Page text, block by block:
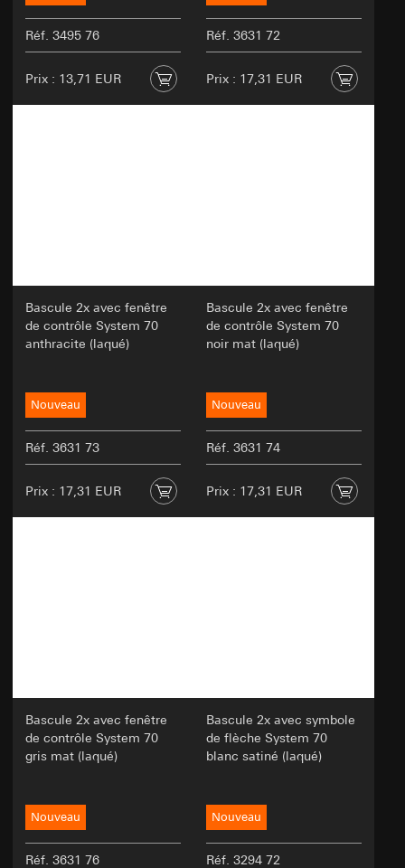
Réf. 3495 76
Prix : 13,71 EUR
Réf. 3631 72
Prix : 17,31 EUR
Bascule 2x avec fenêtre
de contrôle System 70
anthracite (laqué)
Nouveau
Réf. 3631 73
Prix : 17,31 EUR
Bascule 2x avec fenêtre
de contrôle System 70
noir mat (laqué)
Nouveau
Réf. 3631 74
Prix : 17,31 EUR
Bascule 2x avec fenêtre
de contrôle System 70
gris mat (laqué)
Nouveau
Réf. 3631 76
Bascule 2x avec symbole
de flèche System 70
blanc satiné (laqué)
Nouveau
Réf. 3294 72